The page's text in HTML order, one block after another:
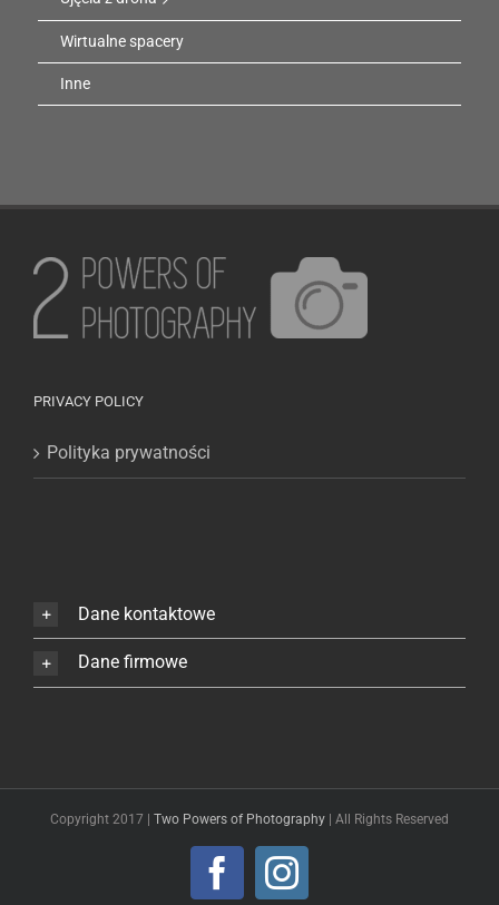
Wirtualne spacery
Inne
PRIVACY POLICY
Polityka prywatności
Dane kontaktowe
Dane firmowe
Copyright 2017 | Two Powers of Photography | All Rights Reserved
FacebookInstagram